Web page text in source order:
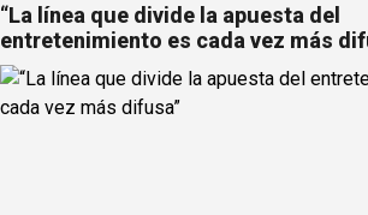
“La línea que divide la apuesta del
entretenimiento es cada vez más